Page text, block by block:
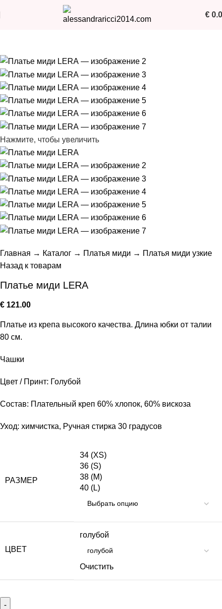
€
Нажмите, чтобы увеличить
Главная → Каталог → Платья миди → Платья миди узкие
Назад к товарам
Платье миди LERA
€ 121.00
Платье из крепа высокого качества. Длина юбки от талии
80 см.
Чашки
Цвет / Принт: Голубой
Состав: Плательный креп 60% хлопок, 60% вискоза
Уход: химчистка, Ручная стирка 30 градусов
РАЗМЕР
34 (XS)
36 (S)
38 (M)
40 (L)
ЦВЕТ
голубой
Очистить